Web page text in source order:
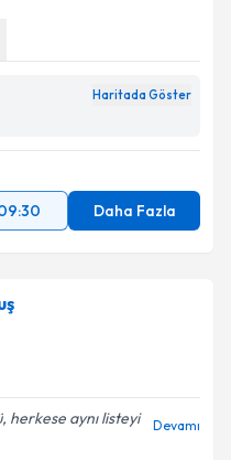
Haritada Göster
Daha Fazla
herkese aynı listeyi
Devamı